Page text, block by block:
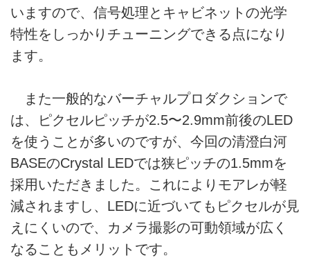
いますので、信号処理とキャビネットの光学
特性をしっかりチューニングできる点になり
ます。
また一般的なバーチャルプロダクションで
は、ピクセルピッチが2.5〜2.9mm前後のLED
を使うことが多いのですが、今回の清澄白河
BASEのCrystal LEDでは狭ピッチの1.5mmを
採用いただきました。これによりモアレが軽
減されますし、LEDに近づいてもピクセルが見
えにくいので、カメラ撮影の可動領域が広く
なることもメリットです。